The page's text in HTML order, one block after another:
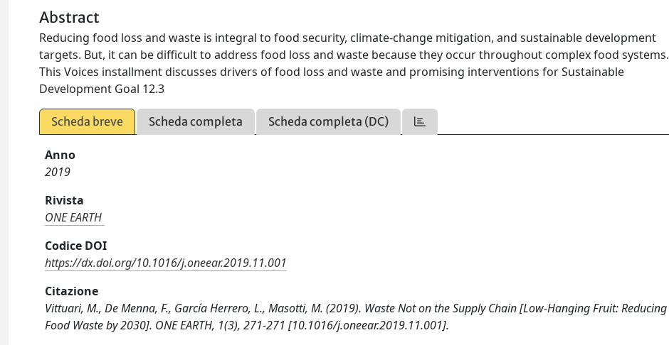
Abstract
Reducing food loss and waste is integral to food security, climate-change mitigation, and sustainable development
targets. But, it can be difficult to address food loss and waste because they occur throughout complex food systems.
This Voices installment discusses drivers of food loss and waste and promising interventions for Sustainable
Development Goal 12.3
Scheda breve Scheda completa Scheda completa (DC)
Anno
2019
Rivista
ONE EARTH
Codice DOI
https://dx.doi.org/10.1016/j.oneear.2019.11.001
Citazione
Vittuari, M., De Menna, F., García Herrero, L., Masotti, M. (2019). Waste Not on the Supply Chain [Low-Hanging Fruit: Reducing
Food Waste by 2030]. ONE EARTH, 1(3), 271-271 [10.1016/j.oneear.2019.11.001].